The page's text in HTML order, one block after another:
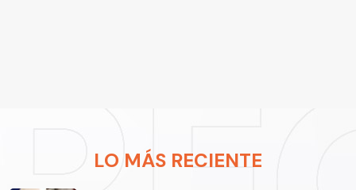
LO MÁS RECIENTE